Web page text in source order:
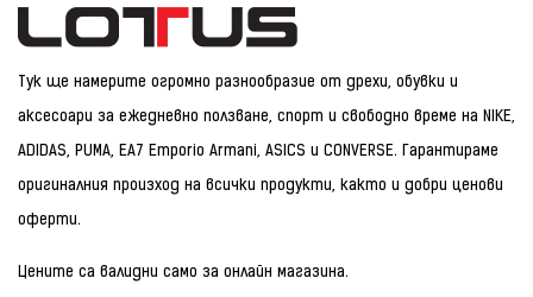
Тук ще намерите огромно разнообразие от дрехи, обувки и
аксесоари за ежедневно ползване, спорт и свободно време на NIKE,
ADIDAS, PUMA, EA7 Emporio Armani, ASICS и CONVERSE. Гарантираме
оригиналния произход на всички продукти, както и добри ценови
оферти.
Цените са валидни само за онлайн магазина.